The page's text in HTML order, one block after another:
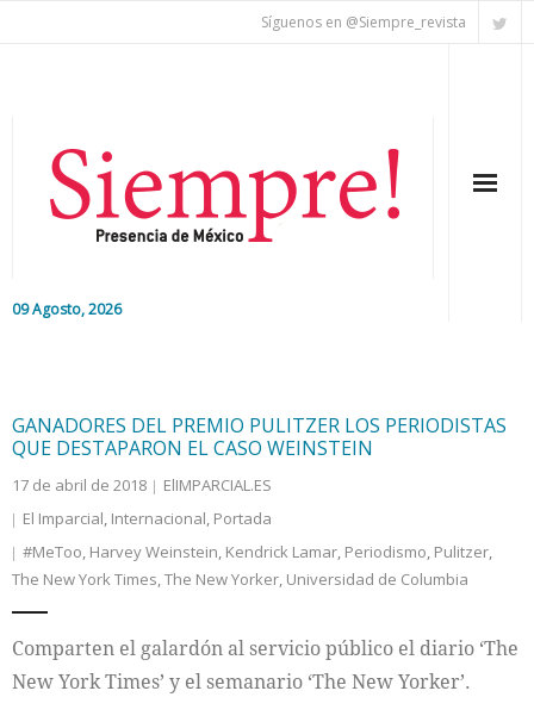
Síguenos en @Siempre_revista
09 Agosto, 2026
Colaboradores
Internacional
Cultura
GANADORES DEL PREMIO PULITZER LOS PERIODISTAS
QUE DESTAPARON EL CASO WEINSTEIN
17 de abril de 2018
ElIMPARCIAL.ES
El Imparcial, Internacional, Portada
#MeToo, Harvey Weinstein, Kendrick Lamar, Periodismo, Pulitzer,
The New York Times,The New Yorker, Universidad de Columbia
Comparten el galardón al servicio público el diario ‘The
New York Times’ y el semanario ‘The New Yorker’.